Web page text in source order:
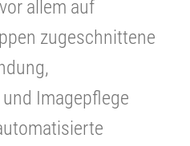
allem auf
zugeschnittene
Imagepflege